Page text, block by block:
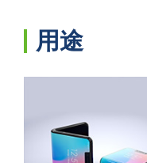
用途